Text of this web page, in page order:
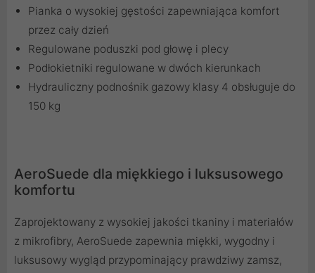
Pianka o wysokiej gęstości zapewniająca komfort
przez cały dzień
Regulowane poduszki pod głowę i plecy
Podłokietniki regulowane w dwóch kierunkach
Hydrauliczny podnośnik gazowy klasy 4 obsługuje do
150 kg
AeroSuede dla miękkiego i luksusowego
komfortu
Zaprojektowany z wysokiej jakości tkaniny i materiałów
z mikrofibry, AeroSuede zapewnia miękki, wygodny i
luksusowy wygląd przypominający prawdziwy zamsz,